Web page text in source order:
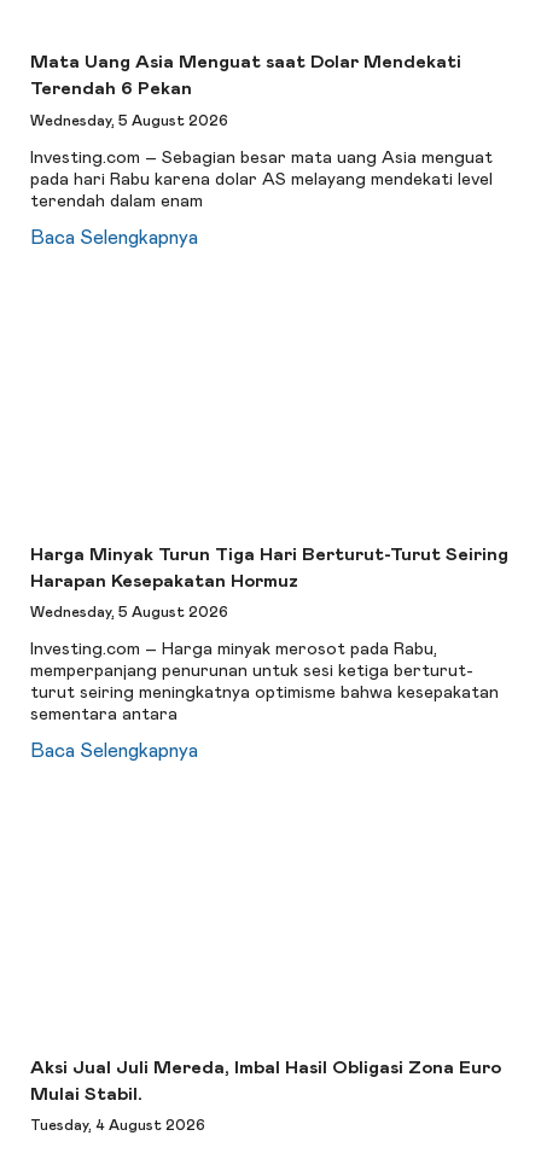
Mata Uang Asia Menguat saat Dolar Mendekati
Terendah 6 Pekan
Wednesday, 5 August 2026
Investing.com – Sebagian besar mata uang Asia menguat
pada hari Rabu karena dolar AS melayang mendekati level
terendah dalam enam
Baca Selengkapnya
Harga Minyak Turun Tiga Hari Berturut-Turut Seiring
Harapan Kesepakatan Hormuz
Wednesday, 5 August 2026
Investing.com – Harga minyak merosot pada Rabu,
memperpanjang penurunan untuk sesi ketiga berturut-
turut seiring meningkatnya optimisme bahwa kesepakatan
sementara antara
Baca Selengkapnya
Aksi Jual Juli Mereda, Imbal Hasil Obligasi Zona Euro
Mulai Stabil.
Tuesday, 4 August 2026